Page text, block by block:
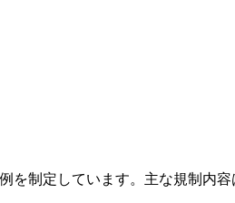
制定しています。主な規制内容